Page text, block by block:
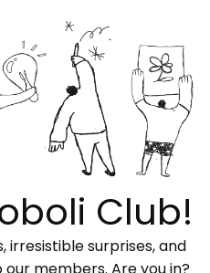
Club!
irresistible surprises, and
members. Are you in?